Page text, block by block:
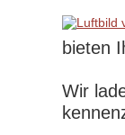
bieten
Wir